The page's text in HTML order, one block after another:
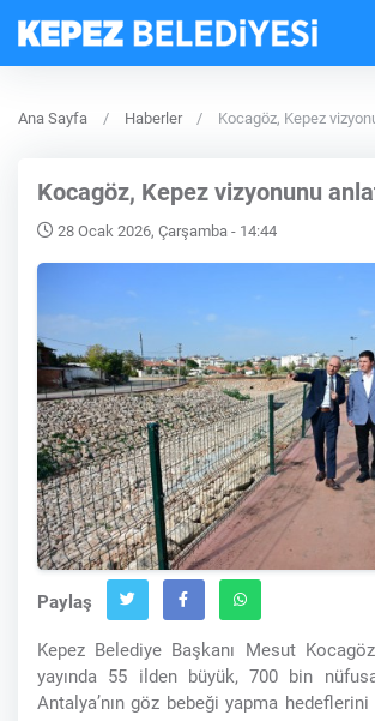
Ana Sayfa Haberler Kocagöz, Kepez
Kocagöz, Kepez vizyonunu
28 Ocak 2026, Çarşamba - 14:44
Paylaş
Kepez Belediye Başkanı Mesut
yayında 55 ilden büyük, 700 bin
Antalya’nın göz bebeği yapma hedeflerini